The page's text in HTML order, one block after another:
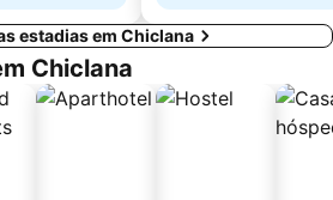
estadias em Chiclana
Chiclana